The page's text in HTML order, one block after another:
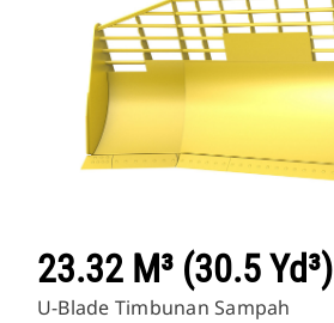
23.32 M³ (30.5 Yd³)
U-Blade Timbunan Sampah